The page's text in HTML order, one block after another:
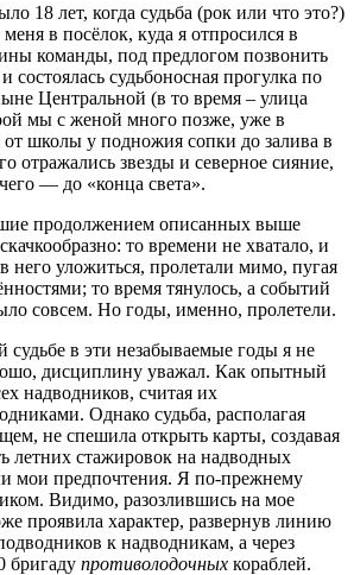
18 лет, когда судьба (рок или что это?)
в посёлок, куда я отпросился в
команды, под предлогом позвонить
состоялась судьбоносная прогулка по
Центральной (в то время – улица
мы с женой много позже, уже в
от школы у подножия сопки до залива в
отражались звезды и северное сияние,
— до «конца света».
продолжением описанных выше
то времени не хватало, и
него уложиться, пролетали мимо, пугая
то время тянулось, а событий
совсем. Но годы, именно, пролетели.
судьбе в эти незабываемые годы я не
дисциплину уважал. Как опытный
надводников, считая их
Однако судьба, располагая
не спешила открыть карты, создавая
летних стажировок на надводных
мои предпочтения. Я по-прежнему
Видимо, разозлившись на мое
проявила характер, развернув линию
к надводникам, а через
бригаду противолодочных кораблей.